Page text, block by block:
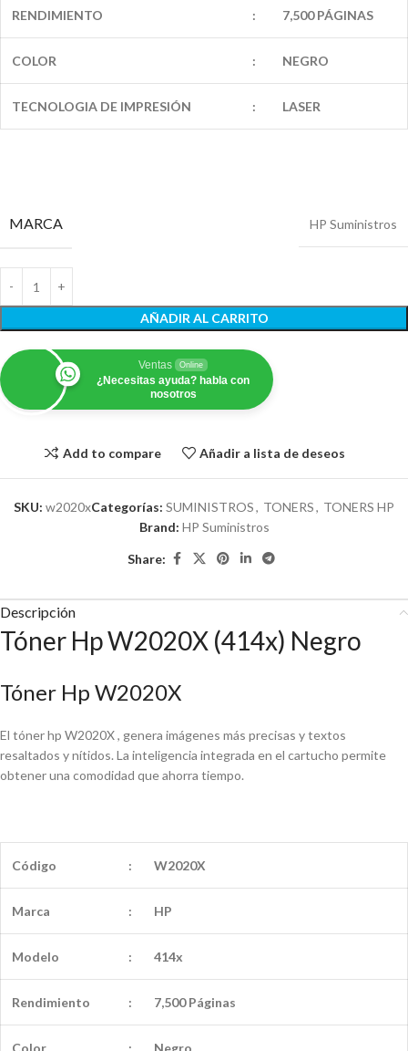
RENDIMIENTO : 7,500 PÁGINAS
COLOR : NEGRO
TECNOLOGIA DE IMPRESIÓN : LASER
MARCA HP Suministros
AÑADIR AL CARRITO
Ventas Online
¿Necesitas ayuda? habla con
nosotros
Add to compare Añadir a lista de deseos
SKU: w2020xCategorías: SUMINISTROS, TONERS, TONERS HP
Brand: HP Suministros
Share:
Descripción
Tóner Hp W2020X (414x) Negro
Tóner Hp W2020X
El tóner hp W2020X , genera imágenes más precisas y textos
resaltados y nítidos. La inteligencia integrada en el cartucho permite
obtener una comodidad que ahorra tiempo.
Código : W2020X
Marca : HP
Modelo : 414x
Rendimiento : 7,500 Páginas